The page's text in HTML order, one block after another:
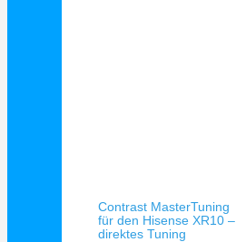
Contrast MasterTuning
für den Hisense XR10 –
direktes Tuning